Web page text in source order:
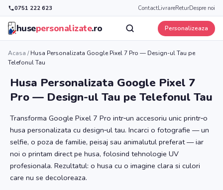
0751 222 623 ContactLivrareReturDespre noi
husepersonalizate.ro Personalizeaza
Acasa /Husa Personalizata Google Pixel 7 Pro — Design-ul Tau pe
Telefonul Tau
Husa Personalizata Google Pixel 7
Pro — Design-ul Tau pe Telefonul Tau
Transforma Google Pixel 7 Pro intr‑un accesoriu unic printr‑o
husa personalizata cu design‑ul tau. Incarci o fotografie — un
selfie, o poza de familie, peisaj sau animalutul preferat — iar
noi o printam direct pe husa, folosind tehnologie UV
profesionala. Rezultatul: o husa cu o imagine clara si culori
care nu se decoloreaza.